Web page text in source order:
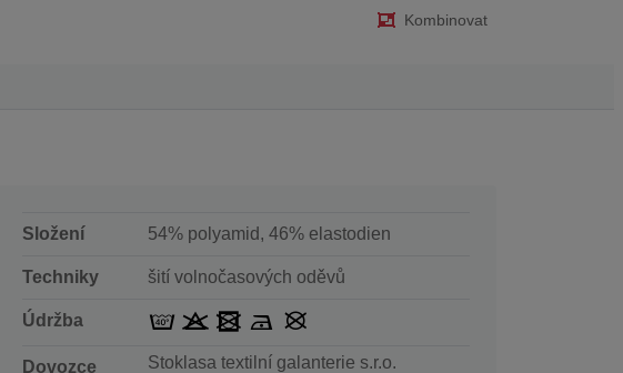
Kombinovat
Složení 54% polyamid, 46% elastodien
Techniky šití volnočasových oděvů
Údržba
Dovozce
Stoklasa textilní galanterie s.r.o.